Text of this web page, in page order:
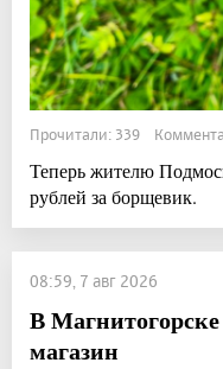
Прочитали: 339
Теперь жителю
рублей за борщевик.
08:59, 7 авг 2026
В
магазин